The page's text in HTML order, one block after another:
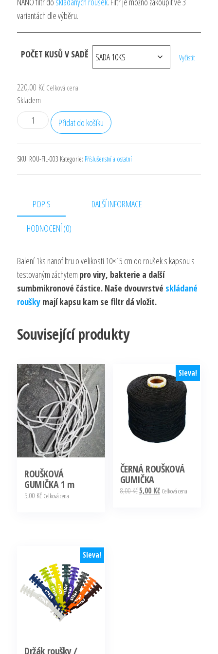
27,00 Kč
variantách dle výběru.
POČET KUSŮ V SADĚ Vyčistit
220,00 Kč Celková cena
Skladem
NANO
FILTR
X
množství
Přidat do košíku
SKU: ROU-FIL-003 Kategorie: Příslušenství a ostatní
POPIS DALŠÍ INFORMACE
HODNOCENÍ (0)
Balení 1ks nanofiltru o velikosti 10×15 cm do roušek s kapsou s
testovaným záchytem pro viry, bakterie a další
sumbmikronové částice. Naše dvouvrstvé skládané
roušky mají kapsu kam se filtr dá vložit.
Související produkty
ROUŠKOVÁ
GUMIČKA 1 m
5,00 Kč Celková cena
Sleva!
ČERNÁ ROUŠKOVÁ
GUMIČKA
8,00KčPůvodní
5,00 KčAktuální
Celková cena
Sleva!
Držák roušky /